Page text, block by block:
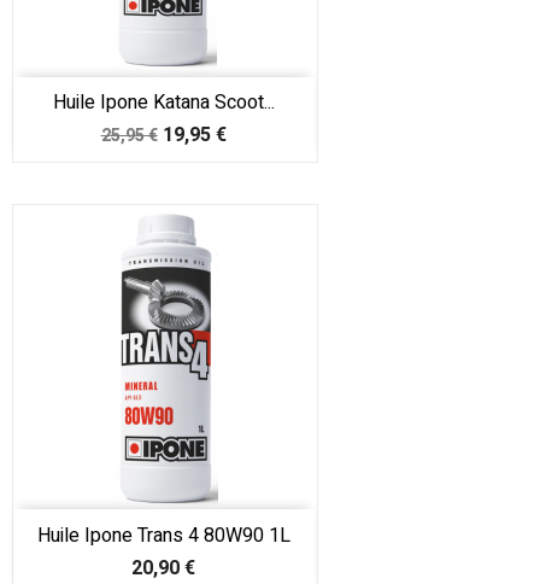
Huile Ipone Katana Scoot...
Prix
25,95 € Prix
19,95 €
Huile Ipone Trans 4 80W90 1L
Prix
20,90 €